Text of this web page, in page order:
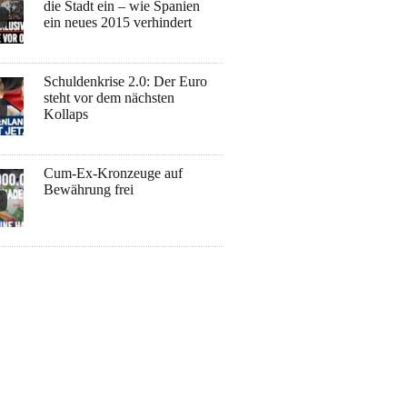
die Stadt ein – wie Spanien
ein neues 2015 verhindert
Schuldenkrise 2.0: Der Euro
steht vor dem nächsten
Kollaps
Cum-Ex-Kronzeuge auf
Bewährung frei